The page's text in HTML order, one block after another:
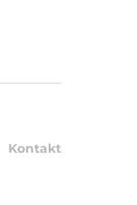
Kontakt